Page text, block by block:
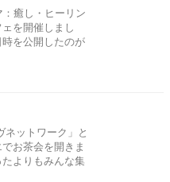
癒し・ヒーリン
を開催しまし
を公開したのが
ットワーク」と
お茶会を開きま
よりもみんな集